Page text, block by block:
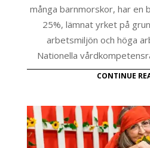
många barnmorskor, har en
25%, lämnat yrket på
arbetsmiljön och höga
Nationella
CONTINUE